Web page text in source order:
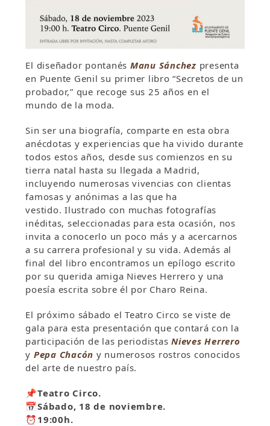
El diseñador pontanés Manu Sánchez presenta
en Puente Genil su primer libro “Secretos de un
probador,” que recoge sus 25 años en el
mundo de la moda.
Sin ser una biografía, comparte en esta obra
anécdotas y experiencias que ha vivido durante
todos estos años, desde sus comienzos en su
tierra natal hasta su llegada a Madrid,
incluyendo numerosas vivencias con clientas
famosas y anónimas a las que ha
vestido. Ilustrado con muchas fotografías
inéditas, seleccionadas para esta ocasión, nos
invita a conocerlo un poco más y a acercarnos
a su carrera profesional y su vida. Además al
final del libro encontramos un epílogo escrito
por su querida amiga Nieves Herrero y una
poesía escrita sobre él por Charo Reina.
El próximo sábado el Teatro Circo se viste de
gala para esta presentación que contará con la
participación de las periodistasNieves Herrero
y Pepa Chacón y numerosos rostros conocidos
del arte de nuestro país.
📌Teatro Circo.
📅Sábado, 18 de noviembre.
⏰ 19:00h.